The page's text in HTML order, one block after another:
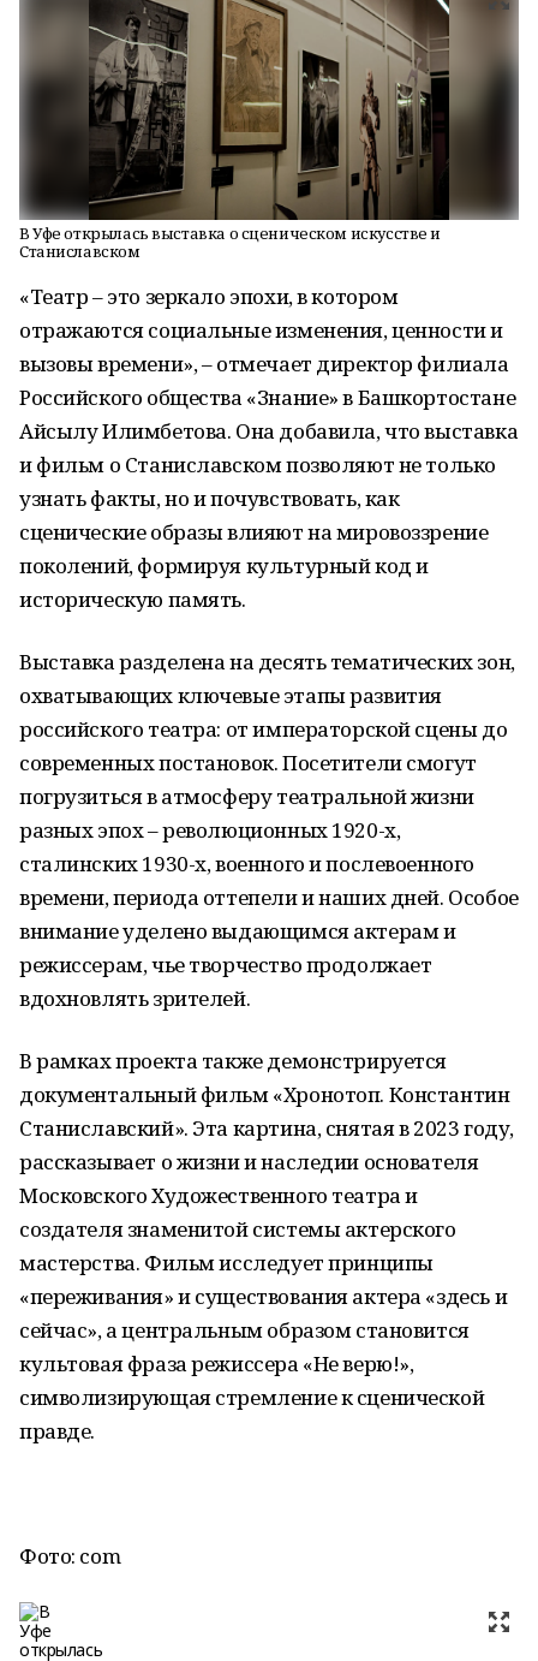
В Уфе открылась выставка о сценическом искусстве и
Станиславском
«Театр – это зеркало эпохи, в котором
отражаются социальные изменения, ценности и
вызовы времени», – отмечает директор филиала
Российского общества «Знание» в Башкортостане
Айсылу Илимбетова. Она добавила, что выставка
и фильм о Станиславском позволяют не только
узнать факты, но и почувствовать, как
сценические образы влияют на мировоззрение
поколений, формируя культурный код и
историческую память.
Выставка разделена на десять тематических зон,
охватывающих ключевые этапы развития
российского театра: от императорской сцены до
современных постановок. Посетители смогут
погрузиться в атмосферу театральной жизни
разных эпох – революционных 1920-х,
сталинских 1930-х, военного и послевоенного
времени, периода оттепели и наших дней. Особое
внимание уделено выдающимся актерам и
режиссерам, чье творчество продолжает
вдохновлять зрителей.
В рамках проекта также демонстрируется
документальный фильм «Хронотоп. Константин
Станиславский». Эта картина, снятая в 2023 году,
рассказывает о жизни и наследии основателя
Московского Художественного театра и
создателя знаменитой системы актерского
мастерства. Фильм исследует принципы
«переживания» и существования актера «здесь и
сейчас», а центральным образом становится
культовая фраза режиссера «Не верю!»,
символизирующая стремление к сценической
правде.
Фото: com